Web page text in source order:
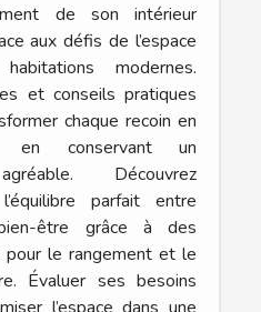
de son intérieur
aux défis de l’espace
modernes.
et conseils pratiques
chaque recoin en
conservant un
Découvrez
parfait entre
être grâce à des
le rangement et le
Évaluer ses besoins